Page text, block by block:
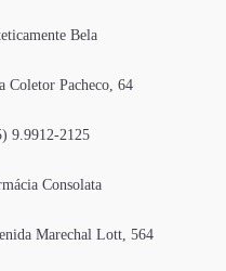
Bela
Coletor Pacheco, 64
9.9912-2125
Consolata
Marechal Lott, 564